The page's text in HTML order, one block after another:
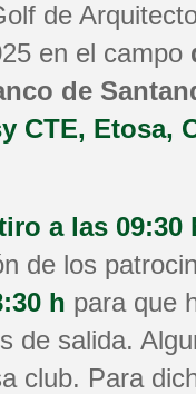
de
en el campo
de
CTE, Etosa,
a las 09:30
de los
h para que
de salida.
club. Para